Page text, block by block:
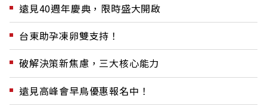
遠見40週年慶典，限時盛大開啟
台東助孕凍卵雙支持！
破解決策新焦慮，三大核心能力
遠見高峰會早鳥優惠報名中！